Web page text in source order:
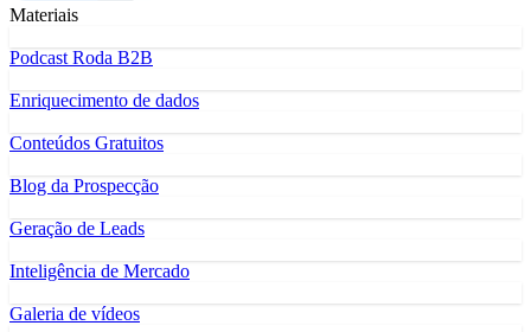
Materiais
Podcast Roda B2B
Enriquecimento de dados
Conteúdos Gratuitos
Blog da Prospecção
Geração de Leads
Inteligência de Mercado
Galeria de vídeos